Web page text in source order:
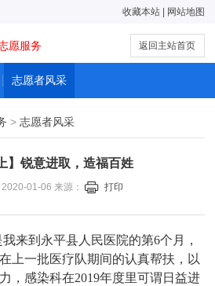
收藏本站 网站地图
愿服务 返回主站首页
志愿者风采
>志愿者风采
】锐意进取，造福百姓
2020-01-06 来源： 打印
来到永平县人民医院的第6个月，
上一批医疗队期间的认真帮扶，以
，感染科在2019年度里可谓日益进